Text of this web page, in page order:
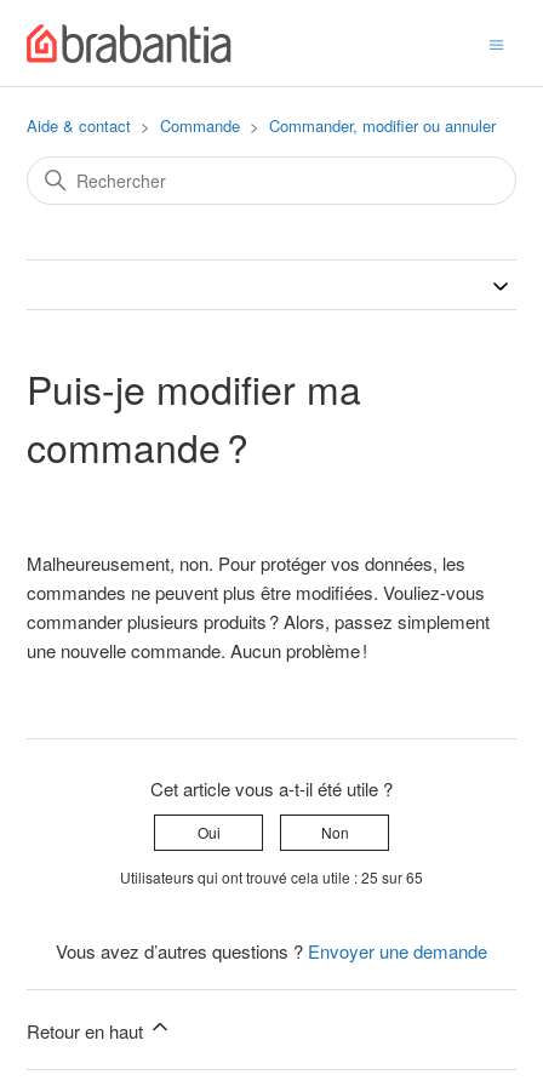
Aide & contact Commande Commander, modifier ou annuler
Puis-je modifier ma
commande ?
Malheureusement, non. Pour protéger vos données, les
commandes ne peuvent plus être modifiées. Vouliez-vous
commander plusieurs produits ? Alors, passez simplement
une nouvelle commande. Aucun problème !
Cet article vous a-t-il été utile ?
Oui Non
Utilisateurs qui ont trouvé cela utile : 25 sur 65
Vous avez d’autres questions ? Envoyer une demande
Retour en haut